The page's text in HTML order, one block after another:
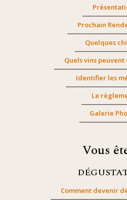
Prochain
Quelques
Quels vins
Identifier les
Le
Galerie
Vous
Comment devenir